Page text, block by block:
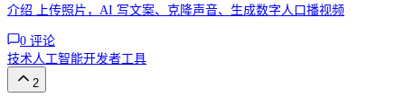
介绍 上传照片，AI 写文案、克隆声音、生成数字人口播视频
0 评论
技术 人工智能开发者工具
2